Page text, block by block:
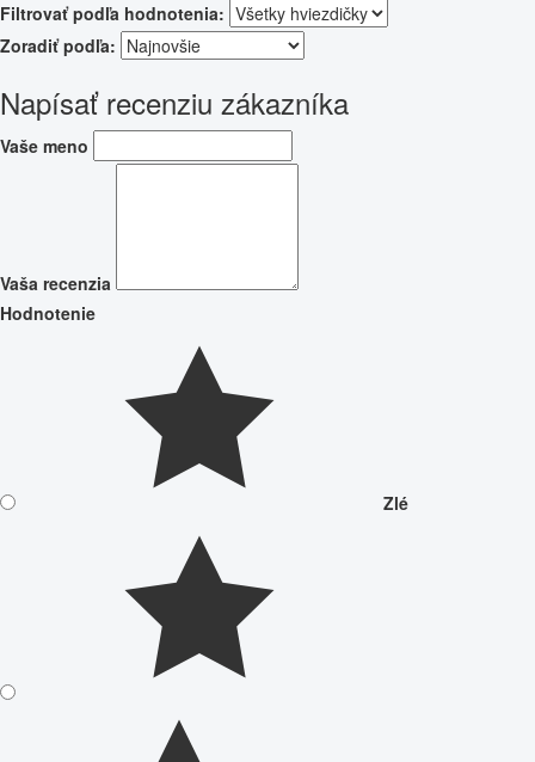
Filtrovať podľa hodnotenia:
Zoradiť podľa:
Napísať recenziu zákazníka
Vaše meno
Vaša recenzia
Hodnotenie
Zlé